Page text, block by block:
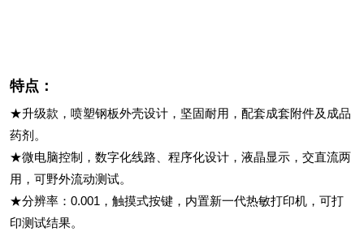
特点：
★升级款，喷塑钢板外壳设计，坚固耐用，配套成套附件及成品
药剂。
★微电脑控制，数字化线路、程序化设计，液晶显示，交直流两
用，可野外流动测试。
★分辨率：0.001，触摸式按键，内置新一代热敏打印机，可打
印测试结果。